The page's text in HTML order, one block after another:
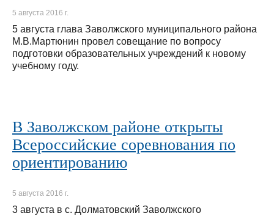
5 августа 2016 г.
5 августа глава Заволжского муниципального района
М.В.Мартюнин провел совещание по вопросу
подготовки образовательных учреждений к новому
учебному году.
В Заволжском районе открыты
Всероссийские соревнования по
ориентированию
5 августа 2016 г.
3 августа в с. Долматовский Заволжского